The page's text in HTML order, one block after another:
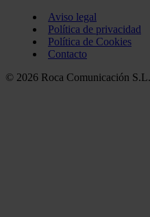
Aviso legal
Política de privacidad
Política de Cookies
Contacto
© 2026 Roca Comunicación S.L.